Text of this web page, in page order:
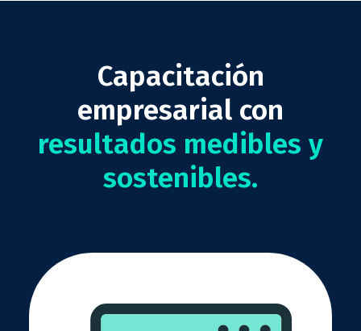
Capacitación
empresarial con
resultados medibles y
sostenibles.